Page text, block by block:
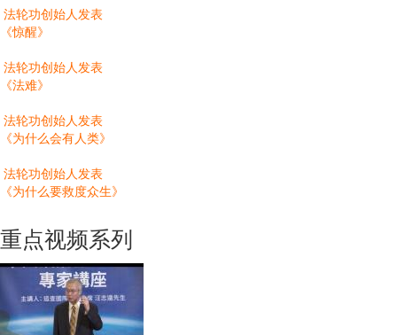
法轮功创始人发表
《惊醒》
法轮功创始人发表
《法难》
法轮功创始人发表
《为什么会有人类》
法轮功创始人发表
《为什么要救度众生》
重点视频系列